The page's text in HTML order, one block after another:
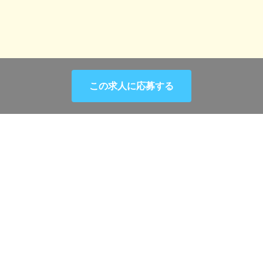
エリアから選択
この求人に応募する